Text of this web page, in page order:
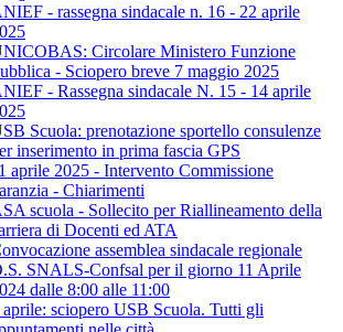
- rassegna sindacale n. 16 - 22 aprile
Circolare Ministero Funzione
- Sciopero breve 7 maggio 2025
- Rassegna sindacale N. 15 - 14 aprile
Scuola: prenotazione sportello consulenze
inserimento in prima fascia GPS
aprile 2025 - Intervento Commissione
- Chiarimenti
scuola - Sollecito per Riallineamento della
di Docenti ed ATA
assemblea sindacale regionale
SNALS-Confsal per il giorno 11 Aprile
dalle 8:00 alle 11:00
aprile: sciopero USB Scuola. Tutti gli